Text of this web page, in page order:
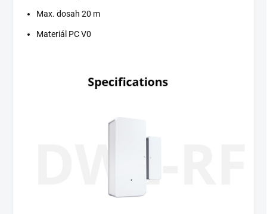
Max. dosah 20 m
Materiál PC V0